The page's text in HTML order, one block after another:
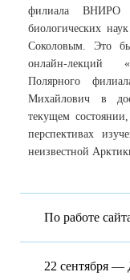
филиала ВНИРО
биологических
Соколовым. Это
онлайн-лекций
Полярного
Михайлович в
текущем
перспективах
неизвестной
По работе
22 сентября